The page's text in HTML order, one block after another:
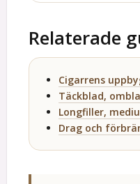
Relaterade
Cigarrens
Täckblad,
Longfiller,
Drag och